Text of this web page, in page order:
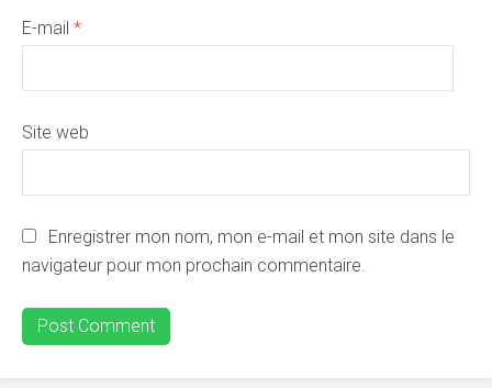
E-mail *
Site web
Enregistrer mon nom, mon e-mail et mon site dans le
navigateur pour mon prochain commentaire.